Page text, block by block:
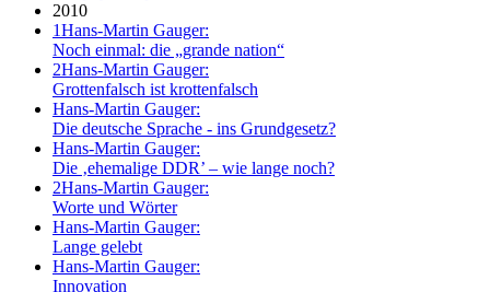
2010
1Hans-Martin Gauger:
Noch einmal: die „grande nation“
2Hans-Martin Gauger:
Grottenfalsch ist krottenfalsch
Hans-Martin Gauger:
Die deutsche Sprache - ins Grundgesetz?
Hans-Martin Gauger:
Die ‚ehemalige DDR’ – wie lange noch?
2Hans-Martin Gauger:
Worte und Wörter
Hans-Martin Gauger:
Lange gelebt
Hans-Martin Gauger:
Innovation